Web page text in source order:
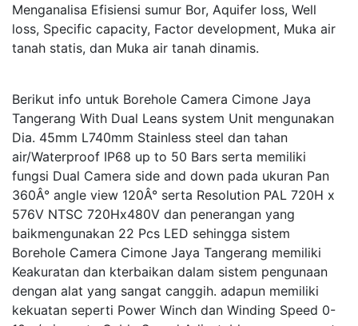
Menganalisa Efisiensi sumur Bor, Aquifer loss, Well
loss, Specific capacity, Factor development, Muka air
tanah statis, dan Muka air tanah dinamis.
Berikut info untuk Borehole Camera Cimone Jaya
Tangerang With Dual Leans system Unit mengunakan
Dia. 45mm L740mm Stainless steel dan tahan
air/Waterproof IP68 up to 50 Bars serta memiliki
fungsi Dual Camera side and down pada ukuran Pan
360Â° angle view 120Â° serta Resolution PAL 720H x
576V NTSC 720Hx480V dan penerangan yang
baikmengunakan 22 Pcs LED sehingga sistem
Borehole Camera Cimone Jaya Tangerang memiliki
Keakuratan dan kterbaikan dalam sistem pengunaan
dengan alat yang sangat canggih. adapun memiliki
kekuatan seperti Power Winch dan Winding Speed 0-